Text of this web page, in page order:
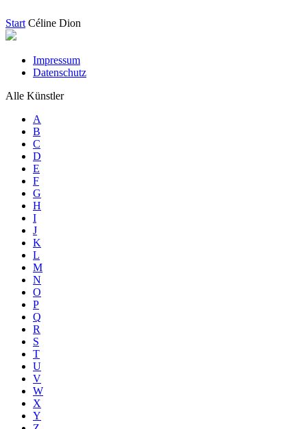
Start Céline Dion
Impressum
Datenschutz
Alle Künstler
A
B
C
D
E
F
G
H
I
J
K
L
M
N
O
P
Q
R
S
T
U
V
W
X
Y